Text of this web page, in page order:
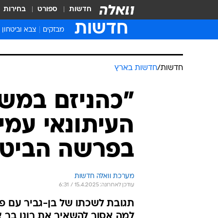
חדשות ספורט בחירות
חדשות מבזקים צבא וביטחון
חדשות/חדשות בארץ
"כהניזם
העיתונאי
בפרשה
מערכת וואלה חדשות
עודכן לאחרונה: 15.4.2025 / 6:31
תגובת לשכתו של בן-גביר עם